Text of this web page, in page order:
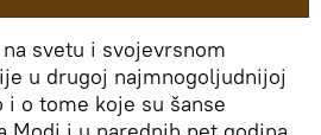
svetu i svojevrsnom
u drugoj najmnogoljudnijoj
o tome koje su šanse